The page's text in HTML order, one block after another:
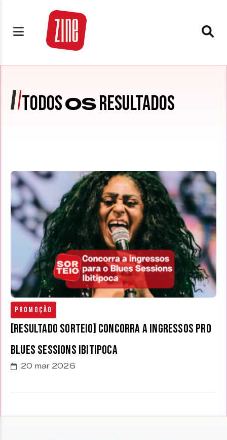
TODOSOSRESULTADOS
Promoção
[RESULTADO SORTEIO] Concorra a ingressos pro
Blues Sessions Ibitipoca
20 mar 2026